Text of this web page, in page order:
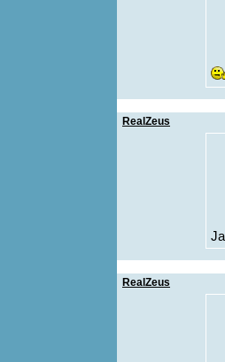
RealZeus
RealZeus